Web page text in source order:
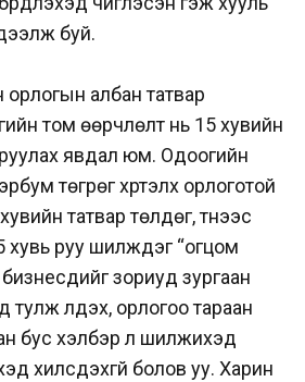
буй.
албан татвар
том өөрчлөлт нь 15 хувийн
явдал юм. Одоогийн
төгрөг хүртэлх орлоготой
татвар төлдөг, түүнээс
руу шилждэг “огцом
зориуд зургаан
үлдэх, орлогоо тараан
бус хэлбэр лүү шилжихэд
хилсдэхгүй болов уу. Харин